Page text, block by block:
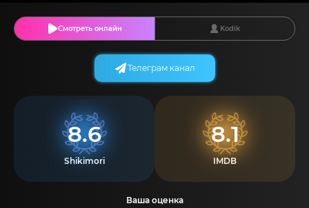
Смотреть онлайн Kodik
8.6
Shikimori
8.1
IMDB
Ваша оценка
Телеграм канал